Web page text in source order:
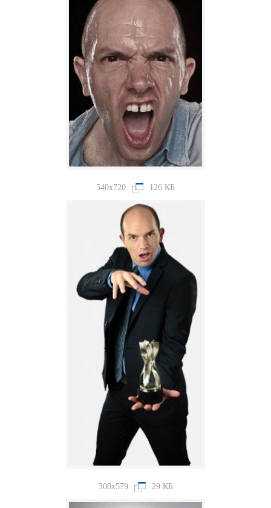
540x720 126 КБ
300x579 29 КБ